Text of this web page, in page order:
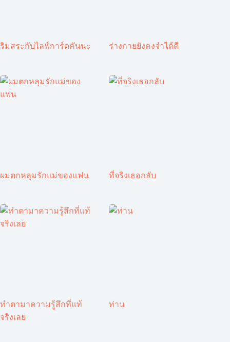
ริมสระกับไลฟ์การ์ดคันนะ ร่างกายยังคงจำได้ดี
ผมตกหลุมรักแม่ของแฟน ที่จริงเธอกลับ
ทำตามาความรู้สึกที่แท้
จริงเลย
ท่าน